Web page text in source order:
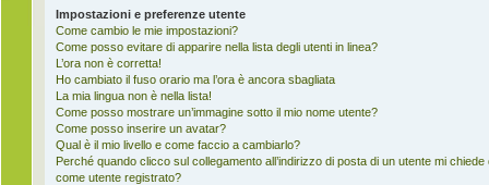
Impostazioni e preferenze utente
Come cambio le mie impostazioni?
Come posso evitare di apparire nella lista degli utenti in linea?
L’ora non è corretta!
Ho cambiato il fuso orario ma l’ora è ancora sbagliata
La mia lingua non è nella lista!
Come posso mostrare un’immagine sotto il mio nome utente?
Come posso inserire un avatar?
Qual è il mio livello e come faccio a cambiarlo?
Perché quando clicco sul collegamento all’indirizzo di posta di un utente mi
come utente registrato?